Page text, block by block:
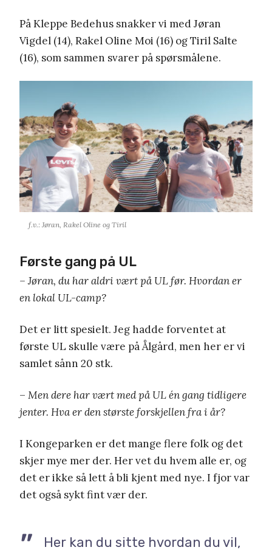
På Kleppe Bedehus snakker vi med Jøran
Vigdel (14), Rakel Oline Moi (16) og Tiril Salte
(16), som sammen svarer på spørsmålene.
f.v.: Jøran, Rakel Oline og Tiril
Første gang på UL
– Jøran, du har aldri vært på UL før. Hvordan er
en lokal UL-camp?
Det er litt spesielt. Jeg hadde forventet at
første UL skulle være på Ålgård, men her er vi
samlet sånn 20 stk.
– Men dere har vært med på UL én gang tidligere
jenter. Hva er den største forskjellen fra i år?
I Kongeparken er det mange flere folk og det
skjer mye mer der. Her vet du hvem alle er, og
det er ikke så lett å bli kjent med nye. I fjor var
det også sykt fint vær der.
Her kan du sitte hvordan du vil,